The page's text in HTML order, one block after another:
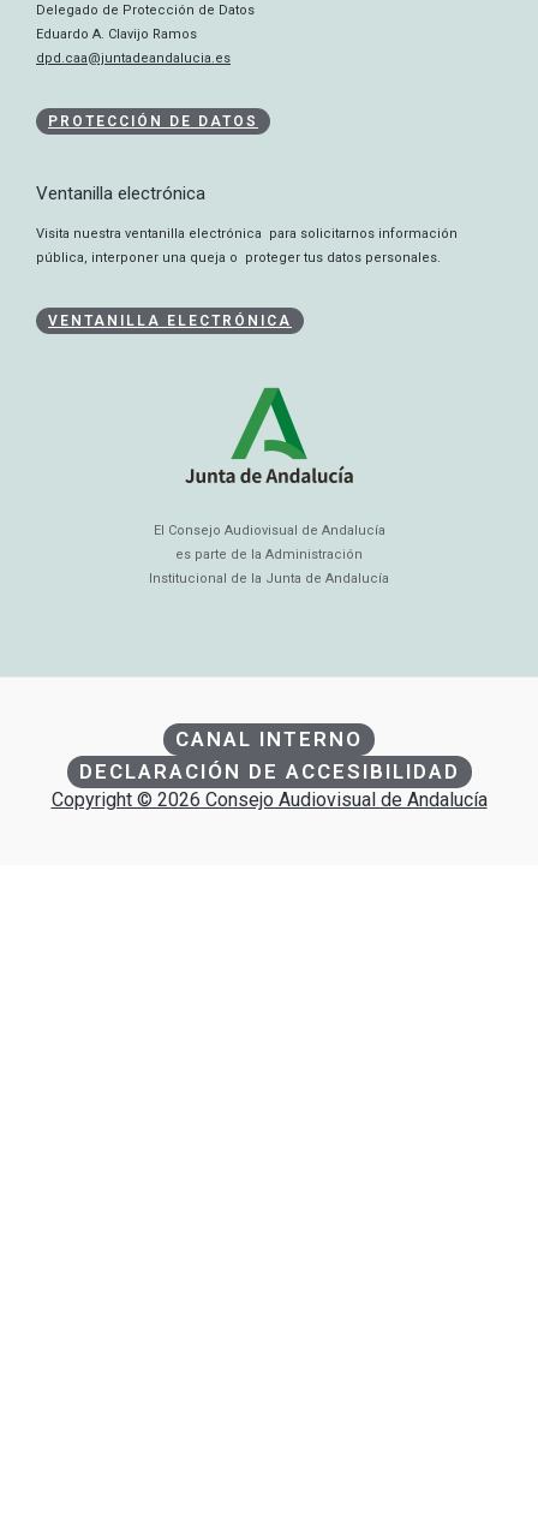
Delegado de Protección de Datos
Eduardo A. Clavijo Ramos
dpd.caa@juntadeandalucia.es
PROTECCIÓN DE DATOS
Ventanilla electrónica
Visita nuestra ventanilla electrónica para solicitarnos información
pública, interponer una queja o proteger tus datos personales.
VENTANILLA ELECTRÓNICA
El Consejo Audiovisual de Andalucía
es parte de la Administración
Institucional de la Junta de Andalucía
CANAL INTERNO
DECLARACIÓN DE ACCESIBILIDAD
Copyright © 2026 Consejo Audiovisual de Andalucía